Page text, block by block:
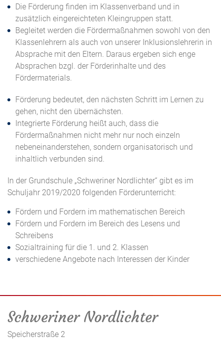
Die Förderung finden im Klassenverband und in
zusätzlich eingereichteten Kleingruppen statt.
Begleitet werden die Fördermaßnahmen sowohl von den
Klassenlehrern als auch von unserer Inklusionslehrerin in
Absprache mit den Eltern. Daraus ergeben sich enge
Absprachen bzgl. der Förderinhalte und des
Fördermaterials.
Förderung bedeutet, den nächsten Schritt im Lernen zu
gehen, nicht den übernächsten.
Integrierte Förderung heißt auch, dass die
Fördermaßnahmen nicht mehr nur noch einzeln
nebeneinanderstehen, sondern organisatorisch und
inhaltlich verbunden sind.
In der Grundschule „Schweriner Nordlichter“ gibt es im
Schuljahr 2019/2020 folgenden Förderunterricht:
Fördern und Fordern im mathematischen Bereich
Fördern und Fordern im Bereich des Lesens und
Schreibens
Sozialtraining für die 1. und 2. Klassen
verschiedene Angebote nach Interessen der Kinder
Schweriner Nordlichter
Speicherstraße 2